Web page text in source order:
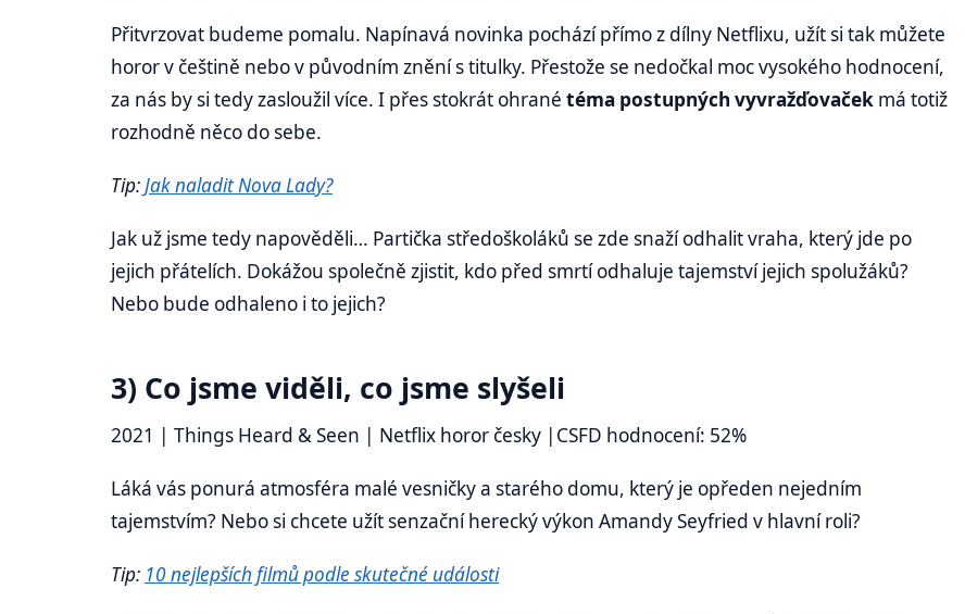
Přitvrzovat budeme pomalu. Napínavá novinka pochází přímo z dílny Netflixu, užít si tak můžete
horor v češtině nebo v původním znění s titulky. Přestože se nedočkal moc vysokého hodnocení,
za nás by si tedy zasloužil více. I přes stokrát ohrané téma postupných vyvražďovaček má totiž
rozhodně něco do sebe.
Tip:Jak naladit Nova Lady?
Jak už jsme tedy napověděli… Partička středoškoláků se zde snaží odhalit vraha, který jde po
jejich přátelích. Dokážou společně zjistit, kdo před smrtí odhaluje tajemství jejich spolužáků?
Nebo bude odhaleno i to jejich?
3) Co jsme viděli, co jsme slyšeli
2021 | Things Heard & Seen | Netflix horor česky |CSFD hodnocení: 52%
Láká vás ponurá atmosféra malé vesničky a starého domu, který je opředen nejedním
tajemstvím? Nebo si chcete užít senzační herecký výkon Amandy Seyfried v hlavní roli?
Tip: 10 nejlepších filmů podle skutečné události